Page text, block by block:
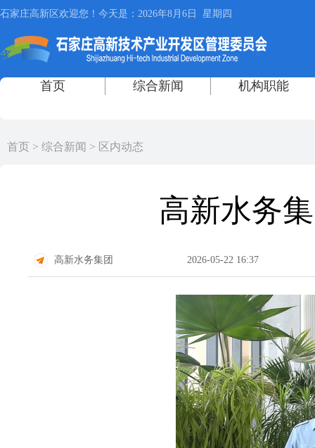
首页 > 综合新闻 > 区内动态
高新水务
高新水务集团 2026-05-22 16:37